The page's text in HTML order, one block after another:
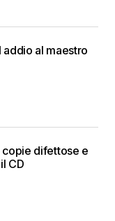
addio al maestro
copie difettose e
CD